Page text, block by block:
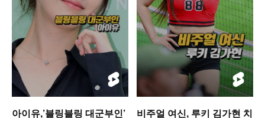
아이유,’블링블링 대군부인’
비주얼 여신, 루키 김가현 치